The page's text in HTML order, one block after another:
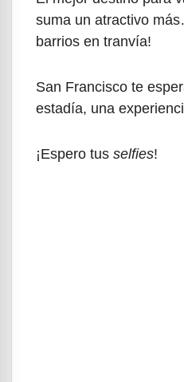
suma un atractivo
barrios en tranvía!
San Francisco te
estadía, una
¡Espero tus selfies!